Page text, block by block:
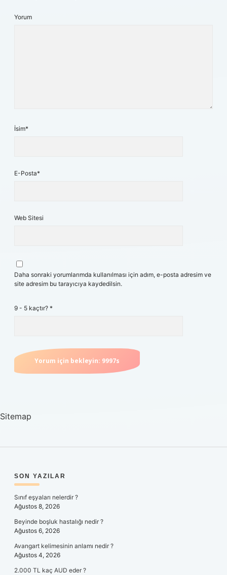
Yorum
İsim*
E-Posta*
Web Sitesi
Daha sonraki yorumlarımda kullanılması için adım, e-posta adresim ve
site adresim bu tarayıcıya kaydedilsin.
9 - 5 kaçtır? *
Sitemap
SIDEBAR
SON YAZILAR
Sınıf eşyaları nelerdir ?
Ağustos 8, 2026
Beyinde boşluk hastalığı nedir ?
Ağustos 6, 2026
Avangart kelimesinin anlamı nedir ?
Ağustos 4, 2026
2.000 TL kaç AUD eder ?